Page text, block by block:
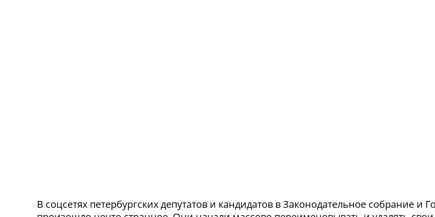
В соцсетях петербургских депутатов и кандидатов в Законодательное собрание и